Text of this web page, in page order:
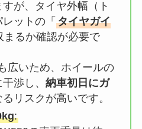
が、タイヤ外幅（ト
レットの「タイヤガイ
まるか確認が必要で
広いため、ホイールの
干渉し、納車初日にガ
るリスクが高いです。
: